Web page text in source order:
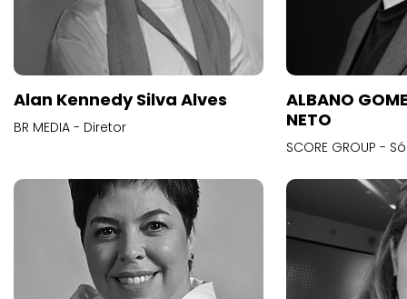
Alan Kennedy Silva Alves
BR MEDIA - Diretor
ALBANO
NETO
SCORE GROUP -